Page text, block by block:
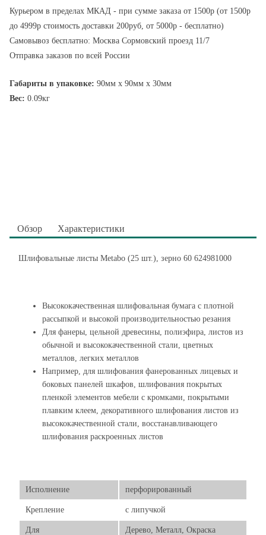
Курьером в пределах МКАД - при сумме заказа от 1500р (от 1500р
до 4999р стоимость доставки 200руб, от 5000р - бесплатно)
Самовывоз бесплатно: Москва Сормовский проезд 11/7
Отправка заказов по всей России
Габариты в упаковке: 90мм x 90мм x 30мм
Вес: 0.09кг
Обзор Характеристики
Шлифовальные листы Metabo (25 шт.), зерно 60 624981000
Высококачественная шлифовальная бумага с плотной
рассыпкой и высокой производительностью резания
Для фанеры, цельной древесины, полиэфира, листов из
обычной и высококачественной стали, цветных
металлов, легких металлов
Например, для шлифования фанерованных лицевых и
боковых панелей шкафов, шлифования покрытых
пленкой элементов мебели с кромками, покрытыми
плавким клеем, декоративного шлифования листов из
высококачественной стали, восстанавливающего
шлифования раскроенных листов
Исполнение перфорированный
Крепление с липучкой
Для Дерево, Металл, Окраска